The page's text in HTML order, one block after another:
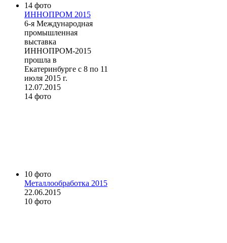
14 фото
ИННОПРОМ 2015
6-я Международная
промышленная
выставка
ИННОПРОМ-2015
прошла в
Екатеринбурге с 8 по 11
июля 2015 г.
12.07.2015
14 фото
10 фото
Металлообработка 2015
22.06.2015
10 фото